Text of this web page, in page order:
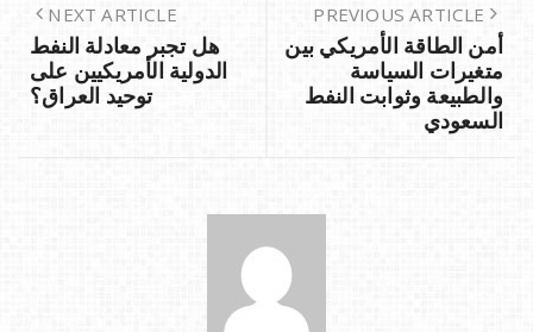
o
o
k
o
n
أمن الطاقة الأمريكي بين
متغيرات السياسة
والطبيعة وثوابت النفط
السعودي
NEXT ARTICLE
هل تجبر معادلة النفط
الدولية الأمريكيين على
توحيد العراق؟